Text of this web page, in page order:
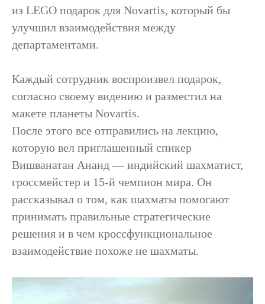
из LEGO подарок для Novartis, который бы
улучшил взаимодействия между
департаментами.
Каждый сотрудник воспроизвел подарок,
согласно своему видению и разместил на
макете планеты Novartis.
После этого все отправились на лекцию,
которую вел приглашенный спикер
Вишванатан Ананд — индийский шахматист,
гроссмейстер и 15-й чемпион мира. Он
рассказывал о том, как шахматы помогают
принимать правильные стратегические
решения и в чем кроссфункциональное
взаимодействие похоже не шахматы.